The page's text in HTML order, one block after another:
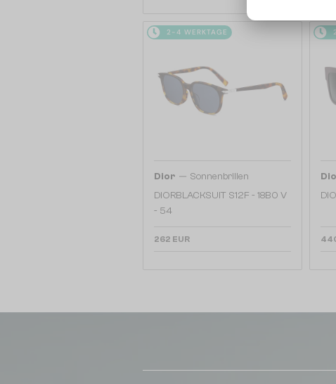
2-4 WERKTAGE
Dior — Sonnenbrillen
DIORBLACKSUIT S12F - 18B0 V
- 54
262 EUR